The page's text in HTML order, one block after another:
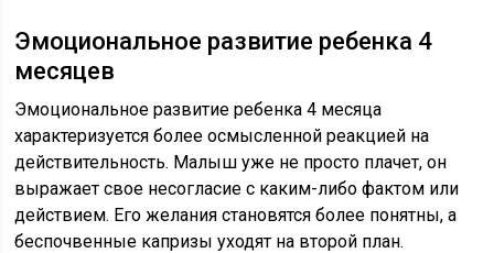
Эмоциональное развитие ребенка 4
месяцев
Эмоциональное развитие ребенка 4 месяца
характеризуется более осмысленной реакцией на
действительность. Малыш уже не просто плачет, он
выражает свое несогласие с каким-либо фактом или
действием. Его желания становятся более понятны, а
беспочвенные капризы уходят на второй план.